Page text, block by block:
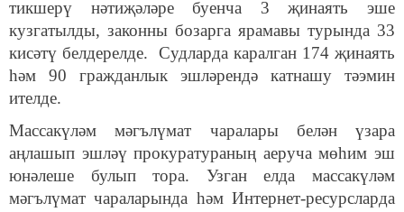
тикшерү нәтиҗәләре буенча 3 җинаять эше
кузгатылды, законны бозарга ярамавы турында 33
кисәтү белдерелде. Судларда каралган 174 җинаять
һәм 90 гражданлык эшләрендә катнашу тәэмин
ителде.
Массакүләм мәгълүмат чаралары белән үзара
аңлашып эшләү прокуратураның аеруча мөһим эш
юнәлеше булып тора. Узган елда массакүләм
мәгълүмат чараларында һәм Интернет-ресурсларда